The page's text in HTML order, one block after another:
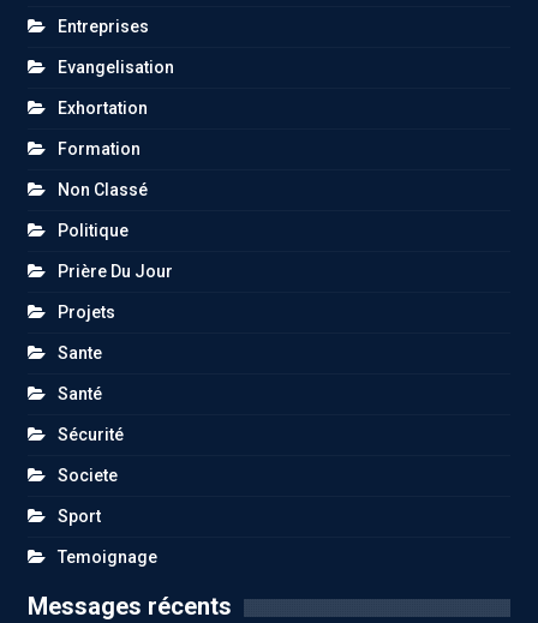
Entreprises
Evangelisation
Exhortation
Formation
Non Classé
Politique
Prière Du Jour
Projets
Sante
Santé
Sécurité
Societe
Sport
Temoignage
Messages récents